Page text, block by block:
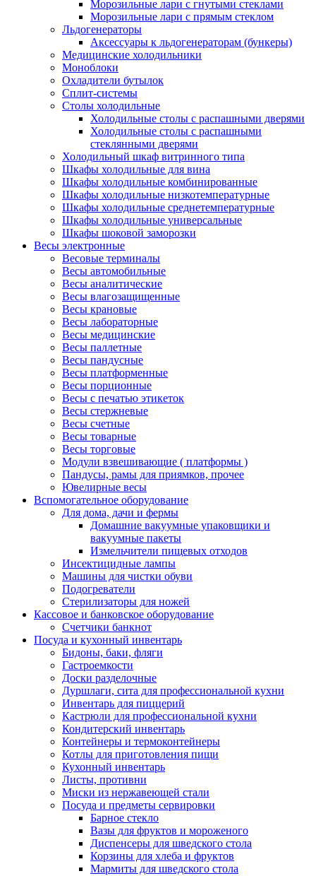
Морозильные лари с гнутыми стеклами
Морозильные лари с прямым стеклом
Льдогенераторы
Аксессуары к льдогенераторам (бункеры)
Медицинские холодильники
Моноблоки
Охладители бутылок
Сплит-системы
Столы холодильные
Холодильные столы с распашными дверями
Холодильные столы с распашными
стеклянными дверями
Холодильный шкаф витринного типа
Шкафы холодильные для вина
Шкафы холодильные комбинированные
Шкафы холодильные низкотемпературные
Шкафы холодильные среднетемпературные
Шкафы холодильные универсальные
Шкафы шоковой заморозки
Весы электронные
Весовые терминалы
Весы автомобильные
Весы аналитические
Весы влагозащищенные
Весы крановые
Весы лабораторные
Весы медицинские
Весы паллетные
Весы пандусные
Весы платформенные
Весы порционные
Весы с печатью этикеток
Весы стержневые
Весы счетные
Весы товарные
Весы торговые
Модули взвешивающие ( платформы )
Пандусы, рамы для приямков, прочее
Ювелирные весы
Вспомогательное оборудование
Для дома, дачи и фермы
Домашние вакуумные упаковщики и
вакуумные пакеты
Измельчители пищевых отходов
Инсектицидные лампы
Машины для чистки обуви
Подогреватели
Стерилизаторы для ножей
Кассовое и банковское оборудование
Счетчики банкнот
Посуда и кухонный инвентарь
Бидоны, баки, фляги
Гастроемкости
Доски разделочные
Дуршлаги, сита для профессиональной кухни
Инвентарь для пиццерий
Кастрюли для профессиональной кухни
Кондитерский инвентарь
Контейнеры и термоконтейнеры
Котлы для приготовления пищи
Кухонный инвентарь
Листы, противни
Миски из нержавеющей стали
Посуда и предметы сервировки
Барное стекло
Вазы для фруктов и мороженого
Диспенсеры для шведского стола
Корзины для хлеба и фруктов
Мармиты для шведского стола